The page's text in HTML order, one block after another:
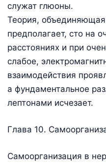
служат глюоны.
Теория,
предполагает, сто на
расстояниях и при
слабое,
взаимодействия
а фундаментальное
лептонами исчезает.
Глава 10.
Самоорганизация в